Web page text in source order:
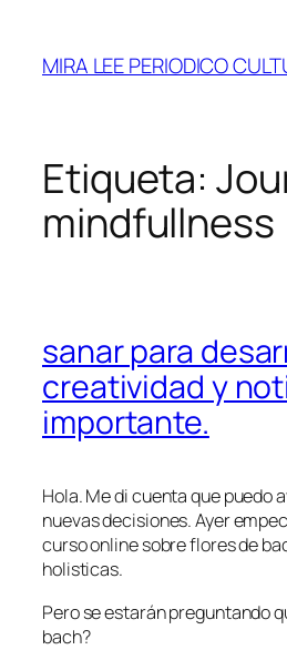
contenido
MIRA LEE PERIODICO
Etiqueta:
mindfullness
sanar para
creatividad y
importante.
Hola. Me di cuenta que puedo
nuevas decisiones. Ayer
curso online sobre flores de
holisticas.
Pero se estarán preguntando
bach?